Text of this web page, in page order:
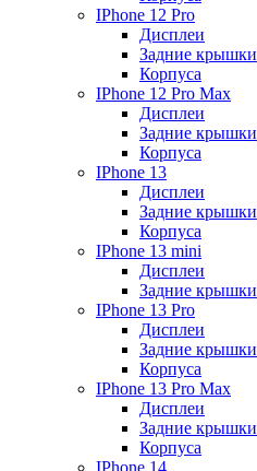
IPhone 12 Pro
Дисплеи
Задние крышки
Корпуса
IPhone 12 Pro Max
Дисплеи
Задние крышки
Корпуса
IPhone 13
Дисплеи
Задние крышки
Корпуса
IPhone 13 mini
Дисплеи
Задние крышки
IPhone 13 Pro
Дисплеи
Задние крышки
Корпуса
IPhone 13 Pro Max
Дисплеи
Задние крышки
Корпуса
IPhone 14